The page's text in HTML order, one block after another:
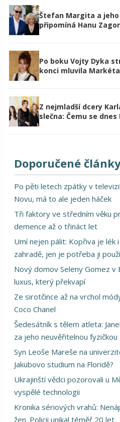
Štefan Margita a
připomíná Hanu
Po boku Vojty Dyka
konci mluvila
Z nejmladší dcery
slečna: Čemu se
Doporučené
Po pěti letech zpátky v
Novu, má to ale jeden háček
Tři faktory ve středním věku
demence až o třináct let
Umí nejen pálit: Kopřiva je lék
zahradě, jen je potřeba ji
Nový domov Seleny Gomez v
luxus, který překvapí
Ze sirotčince až na vrchol
Coco Chanel
Šedesátník s tělem atleta:
za jeho neuvěřitelnou fyzičkou
Syn Leoše Mareše na
Jakubovo studium na Floridě?
Ukrajinští vědci pozorovali u
vyspělé technologii
Kronika sériových vrahů:
žen. Policii unikal téměř 20 let